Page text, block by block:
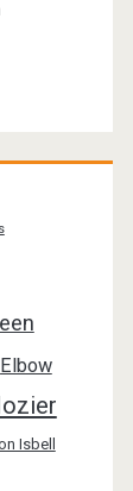
Elbow
Isbell